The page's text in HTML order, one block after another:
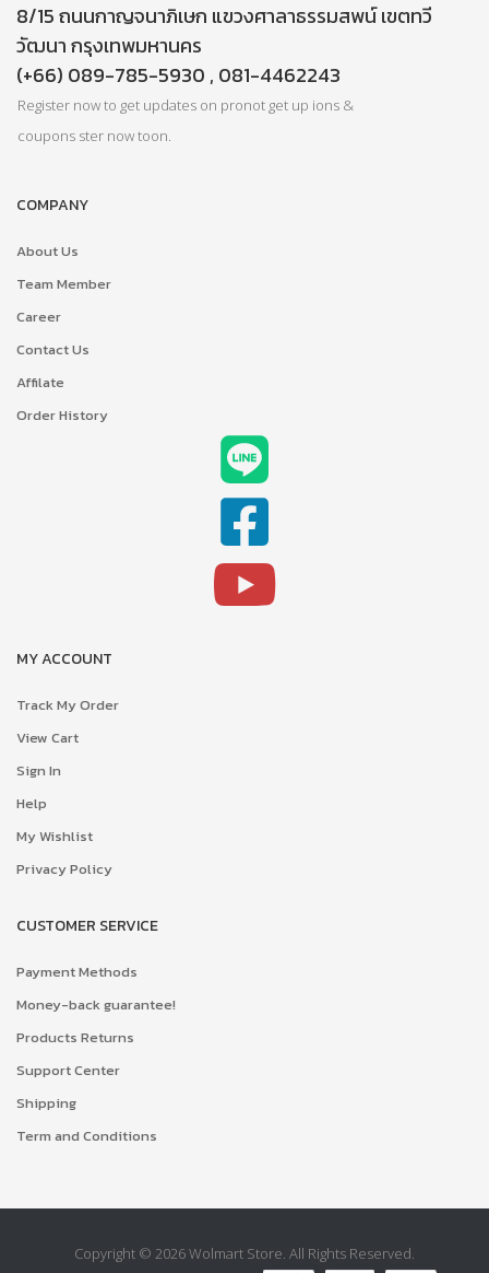
8/15 ถนนกาญจนาภิเษก แขวงศาลาธรรมสพน์ เขตทวี
วัฒนา กรุงเทพมหานคร
(+66) 089-785-5930 , 081-4462243
Register now to get updates on pronot get up ions &
coupons ster now toon.
COMPANY
About Us
Team Member
Career
Contact Us
Affilate
Order History
MY ACCOUNT
Track My Order
View Cart
Sign In
Help
My Wishlist
Privacy Policy
CUSTOMER SERVICE
Payment Methods
Money-back guarantee!
Products Returns
Support Center
Shipping
Term and Conditions
Copyright © 2026 Wolmart Store. All Rights Reserved.